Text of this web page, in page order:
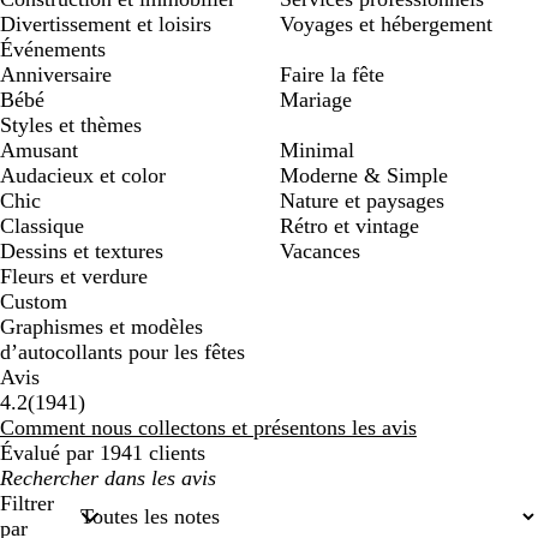
Divertissement et loisirs
Voyages et hébergement
Événements
Anniversaire
Bébé
Faire la fête
Mariage
Styles et thèmes
Amusant
Audacieux et color
Chic
Classique
Dessins et textures
Fleurs et verdure
Minimal
Moderne & Simple
Nature et paysages
Rétro et vintage
Vacances
Custom
Graphismes et modèles
d’autocollants pour les fêtes
Avis
4.2(19411941
avis
)
Comment nous collectons et présentons les avis
Évalué par 1941 clients
Mes
recherches
saisies
Filtrer
par